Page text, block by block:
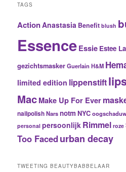
TAGS
ActionAnastasia Benefit blush
EssenceEssie Estee
gezichtsmaskerGuerlain H&M
limited edition lippenstift
MacMake Up For Ever
nailpolishNarsnotm NYC
personal persoonlijk Rimmel roze
Too Faced urban decay
TWEETING BEAUTYBABBELAAR